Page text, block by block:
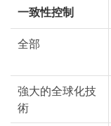
一致性控制
全部
強大的全球化技
術